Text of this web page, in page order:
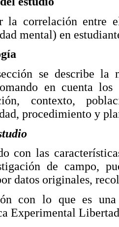
la correlación entre
mental) en
se describe la
en cuenta
contexto,
procedimiento y
con las
de campo,
datos originales,
con lo que es una
Experimental